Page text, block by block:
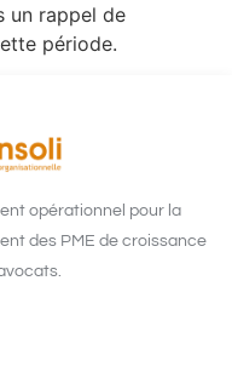
un rappel de
période.
opérationnel pour la
des PME de croissance